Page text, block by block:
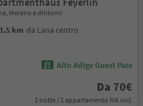
Feyerlin
Merano e dintorni
1.5 km da Lana centro
Alto Adige Guest Pass
Da 70€
1 notte / 1 appartamento IVA incl.